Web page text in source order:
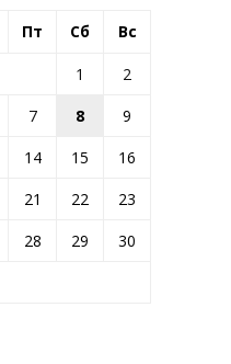
Пт Сб Вс
1
2
7 8
9
14 15
16
21 22
23
28 29
30